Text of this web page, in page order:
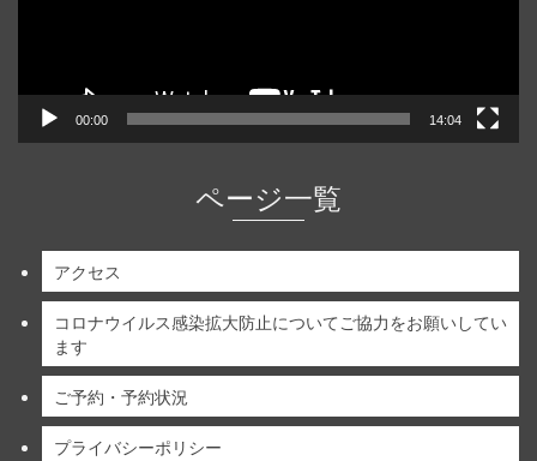
00:00 14:04
ページ一覧
アクセス
コロナウイルス感染拡大防止についてご協力をお願いしてい
ます
ご予約・予約状況
プライバシーポリシー